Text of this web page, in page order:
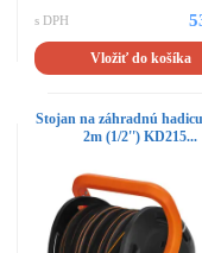
s DPH
Vložiť do košíka
Stojan na záhradnú
2m (1/2'') KD215...